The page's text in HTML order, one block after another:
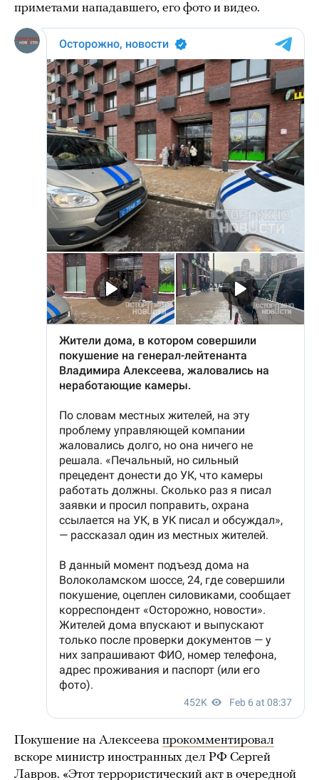
приметами нападавшего, его фото и видео.
Покушение на Алексеева прокомментировал
вскоре министр иностранных дел РФ Сергей
Лавров. «Этот террористический акт в очередной